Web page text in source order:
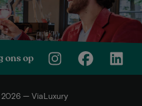
ons op
— ViaLuxury